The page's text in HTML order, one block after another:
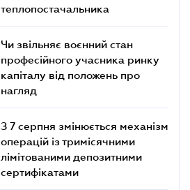
теплопостачальника
Чи звільняє воєнний стан
професійного учасника ринку
капіталу від положень про
нагляд
З 7 серпня змінюється механізм
операцій із тримісячними
лімітованими депозитними
сертифікатами